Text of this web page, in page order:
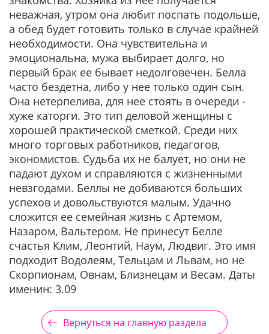
неважная, утром она любит поспать подольше,
а обед будет готовить только в случае крайней
необходимости. Она чувствительна и
эмоциональна, мужа выбирает долго, но
первый брак ее бывает недолговечен. Белла
часто бездетна, либо у нее только один сын.
Она нетерпелива, для нее стоять в очереди -
хуже каторги. Это тип деловой женщины с
хорошей практической сметкой. Среди них
много торговых работников, педагогов,
экономистов. Судьба их не балует, но они не
падают духом и справляются с жизненными
невзгодами. Беллы не добиваются больших
успехов и довольствуются малым. Удачно
сложится ее семейная жизнь с Артемом,
Назаром, Вальтером. Не принесут Белле
счастья Клим, Леонтий, Наум, Людвиг. Это имя
подходит Водолеям, Тельцам и Львам, но не
Скорпионам, Овнам, Близнецам и Весам. Даты
именин: 3.09
Вернуться на главную раздела